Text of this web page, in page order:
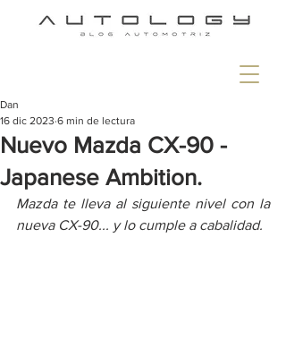
Nuevo Mazda CX-90 -
Japanese Ambition.
Dan
16 dic 2023 6 min de lectura
Mazda te lleva al siguiente nivel con la
nueva CX-90... y lo cumple a cabalidad.